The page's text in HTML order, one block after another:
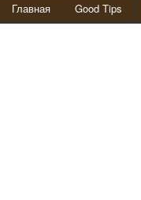
Главная Good Tips